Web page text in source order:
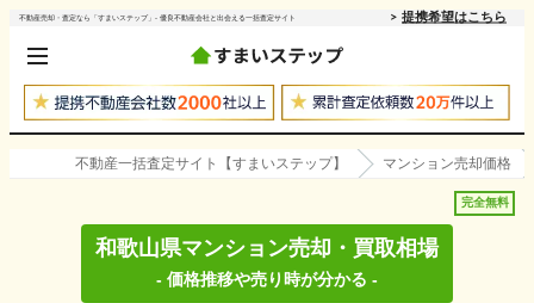
不動産売却・査定なら「すまいステップ」- 優良不動産会社と出会える一括査定サイト 提携希望はこちら
不動産一括査定サイト【すまいステップ】 マンション売却価格
完全無料
和歌山県マンション売却・買取相場
- 価格推移や売り時が分かる -